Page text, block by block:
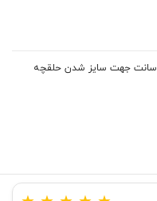
بلندی گردنبند 45 سانت می باشد و روی 42 سانت جهت سایز شدن حلقچه